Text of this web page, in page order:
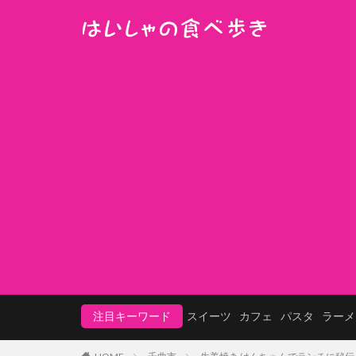
注目キーワード スイーツ カフェ パスタ ラー